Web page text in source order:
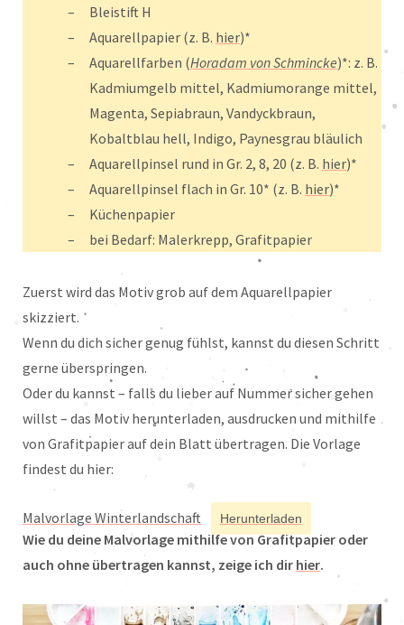
Bleistift H
Aquarellpapier (z. B. hier)*
Aquarellfarben (Horadam von Schmincke)*: z. B.
Kadmiumgelb mittel, Kadmiumorange mittel,
Magenta, Sepiabraun, Vandyckbraun,
Kobaltblau hell, Indigo, Paynesgrau bläulich
Aquarellpinsel rund in Gr. 2, 8, 20 (z. B. hier)*
Aquarellpinsel flach in Gr. 10* (z. B. hier)*
Küchenpapier
bei Bedarf: Malerkrepp, Grafitpapier
Zuerst wird das Motiv grob auf dem Aquarellpapier
skizziert.
Wenn du dich sicher genug fühlst, kannst du diesen Schritt
gerne überspringen.
Oder du kannst – falls du lieber auf Nummer sicher gehen
willst – das Motiv herunterladen, ausdrucken und mithilfe
von Grafitpapier auf dein Blatt übertragen. Die Vorlage
findest du hier:
Malvorlage Winterlandschaft Herunterladen
Wie du deine Malvorlage mithilfe von Grafitpapier oder
auch ohne übertragen kannst, zeige ich dir hier.